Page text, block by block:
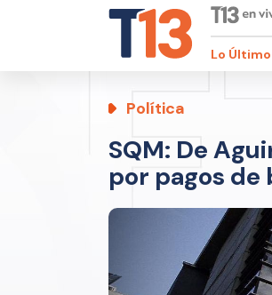
Lo Último
Política
SQM: De
por pagos de